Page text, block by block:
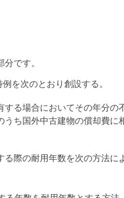
です。
を次のとおり創設する。
する場合においてその年分の
ち国外中古建物の償却費に
際の耐用年数を次の方法に